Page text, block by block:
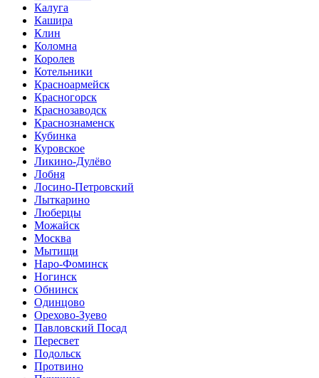
Калуга
Кашира
Клин
Коломна
Королев
Котельники
Красноармейск
Красногорск
Краснозаводск
Краснознаменск
Кубинка
Куровское
Ликино-Дулёво
Лобня
Лосино-Петровский
Лыткарино
Люберцы
Можайск
Москва
Мытищи
Наро-Фоминск
Ногинск
Обнинск
Одинцово
Орехово-Зуево
Павловский Посад
Пересвет
Подольск
Протвино